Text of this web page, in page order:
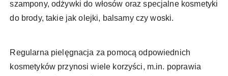
szampony, odżywki do włosów oraz specjalne kosmetyki
do brody, takie jak olejki, balsamy czy woski.
Regularna pielęgnacja za pomocą odpowiednich
kosmetyków przynosi wiele korzyści, m.in. poprawia